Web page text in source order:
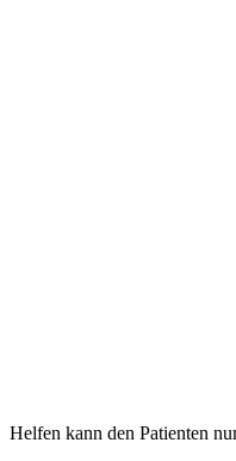
Helfen kann den Patienten